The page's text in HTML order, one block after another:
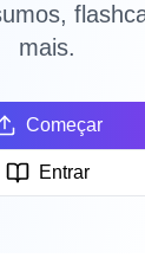
mais.
Começar
Entrar